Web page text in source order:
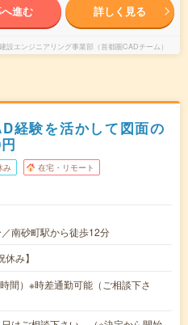
進む 詳しく見る
エンジニアリング事業部（首都圏CADチーム）
経験を活かして図面の
み 在宅・リモート
南砂町駅から徒歩12分
み】
間）※時差通勤可能（ご相談下さ